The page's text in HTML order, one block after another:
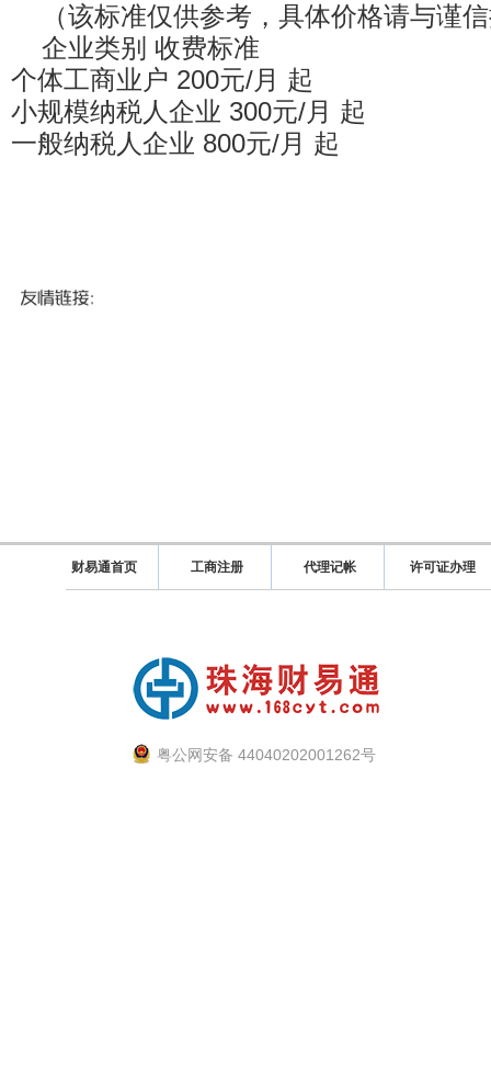
（该标准仅供参考，具体价格请与谨
企业类别 收费标准
个体工商业户 200元/月 起
小规模纳税人企业 300元/月 起
一般纳税人企业 800元/月 起
财易通首页 工商注册 代理记帐 许可证办理
粤公网安备 44040202001262号